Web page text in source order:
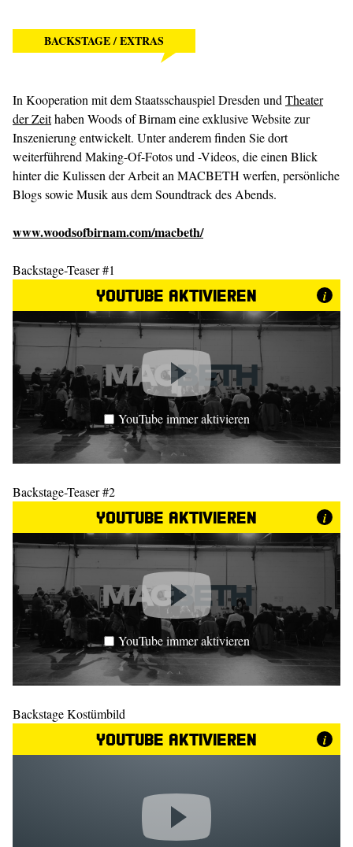
BACKSTAGE / EXTRAS
In Kooperation mit dem Staatsschauspiel Dresden und Theater
der Zeithaben Woods of Birnam eine exklusive Website zur
Inszenierung entwickelt. Unter anderem finden Sie dort
weiterführend Making-Of-Fotos und -Videos, die einen Blick
hinter die Kulissen der Arbeit an MACBETH werfen, persönliche
Blogs sowie Musik aus dem Soundtrack des Abends.
www.woodsofbirnam.com/macbeth/
Backstage-Teaser #1
YouTube aktivieren i
YouTube immer aktivieren
Backstage-Teaser #2
YouTube aktivieren i
YouTube immer aktivieren
Backstage Kostümbild
YouTube aktivieren i